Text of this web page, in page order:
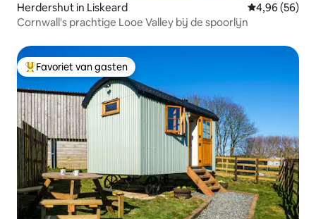
Herdershut in Liskeard Gemiddelde
4,96 (56)
Cornwall's prachtige Looe Valley bij de spoorlijn
Topfavoriet van gasten
Favoriet van gasten